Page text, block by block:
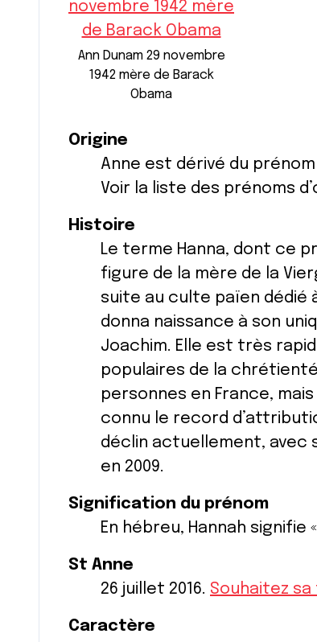
Ann Dunam 29 novembre
1942 mère de Barack
Obama
Origine
Anne est dérivé du
Voir la liste des prénoms
Histoire
Le terme Hanna, dont ce
figure de la mère de la
suite au culte païen dédié
donna naissance à son
Joachim. Elle est très
populaires de la
personnes en France, mais
connu le record
déclin actuellement, avec
en 2009.
Signification du prénom
En hébreu, Hannah signifie
St Anne
26 juillet 2016. Souhaitez
Caractère